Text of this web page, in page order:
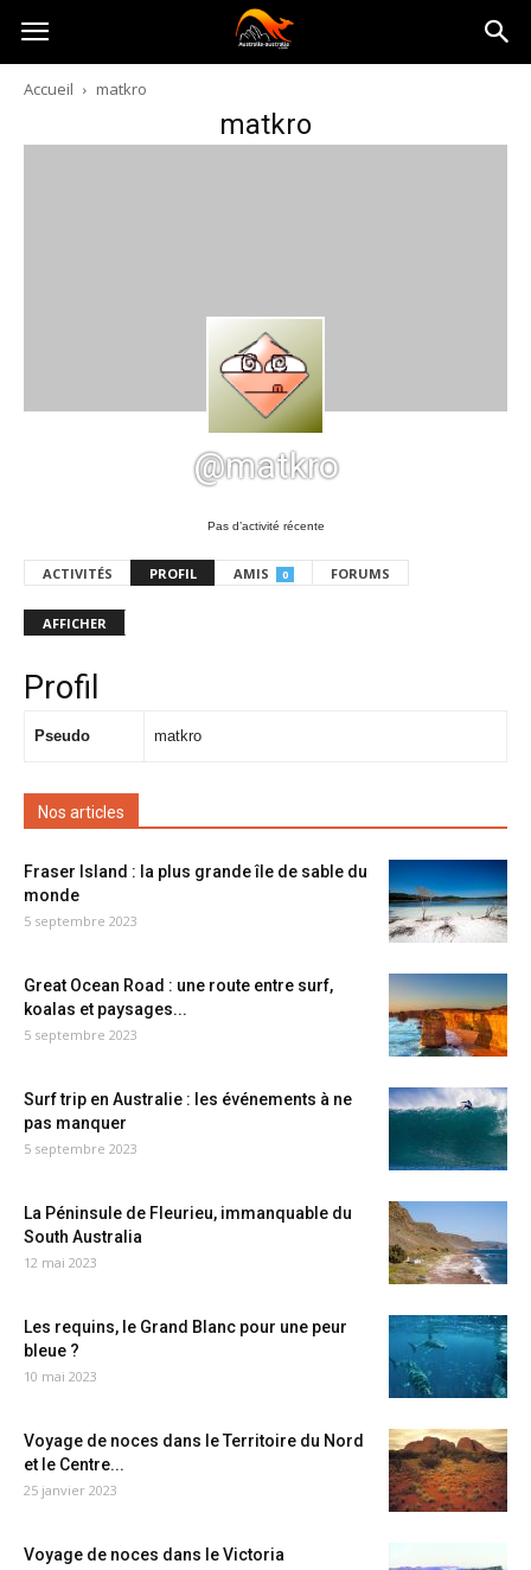
Australia-
australie.com
Accueil matkro
matkro
@matkro
Pas d’activité récente
ACTIVITÉS PROFIL AMIS 0 FORUMS
AFFICHER
Profil
Pseudo matkro
Nos articles
Fraser Island : la plus grande île de sable du
monde
5 septembre 2023
Great Ocean Road : une route entre surf,
koalas et paysages...
5 septembre 2023
Surf trip en Australie : les événements à ne
pas manquer
5 septembre 2023
La Péninsule de Fleurieu, immanquable du
South Australia
12 mai 2023
Les requins, le Grand Blanc pour une peur
bleue ?
10 mai 2023
Voyage de noces dans le Territoire du Nord
et le Centre...
25 janvier 2023
Voyage de noces dans le Victoria